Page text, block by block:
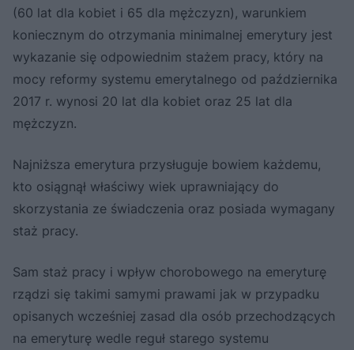
(60 lat dla kobiet i 65 dla mężczyzn), warunkiem
koniecznym do otrzymania minimalnej emerytury jest
wykazanie się odpowiednim stażem pracy, który na
mocy reformy systemu emerytalnego od października
2017 r. wynosi 20 lat dla kobiet oraz 25 lat dla
mężczyzn.
Najniższa emerytura przysługuje bowiem każdemu,
kto osiągnął właściwy wiek uprawniający do
skorzystania ze świadczenia oraz posiada wymagany
staż pracy.
Sam staż pracy i wpływ chorobowego na emeryturę
rządzi się takimi samymi prawami jak w przypadku
opisanych wcześniej zasad dla osób przechodzących
na emeryturę wedle reguł starego systemu